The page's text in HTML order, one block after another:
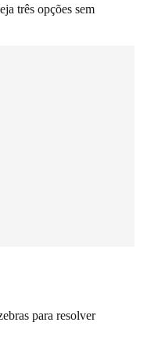
três opções sem
para resolver